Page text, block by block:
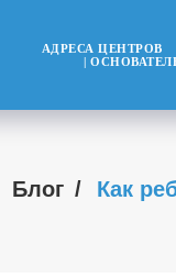
АДРЕСА ЦЕНТРОВ
|
Блог / Как